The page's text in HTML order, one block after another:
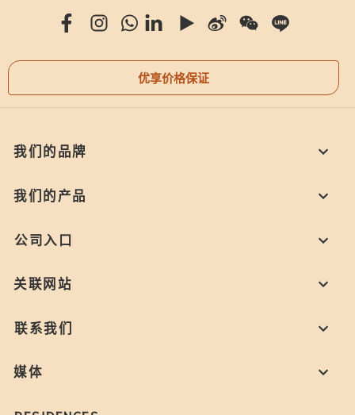
优享价格保证
我们的品牌
我们的产品
公司入口
关联网站
联系我们
媒体